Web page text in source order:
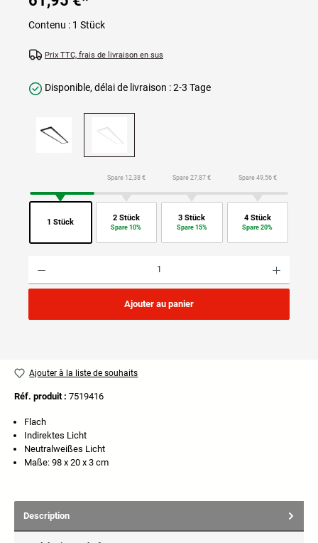
Contenu : 1 Stück
Prix TTC, frais de livraison en sus
Disponible, délai de livraison : 2-3 Tage
1 Stück
Spare 12,38 €
2 Stück
Spare 10%
Spare 27,87 €
3 Stück
Spare 15%
Spare 49,56 €
4 Stück
Spare 20%
Ajouter au panier
Ajouter à la liste de souhaits
Réf. produit : 7519416
Flach
Indirektes Licht
Neutralweißes Licht
Maße: 98 x 20 x 3 cm
Description